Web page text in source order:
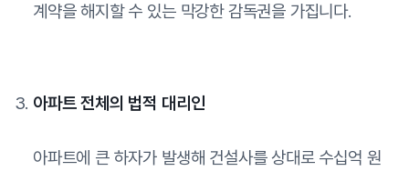
계약을 해지할 수 있는 막강한 감독권을 가집니다.
아파트 전체의 법적 대리인
아파트에 큰 하자가 발생해 건설사를 상대로 수십억 원